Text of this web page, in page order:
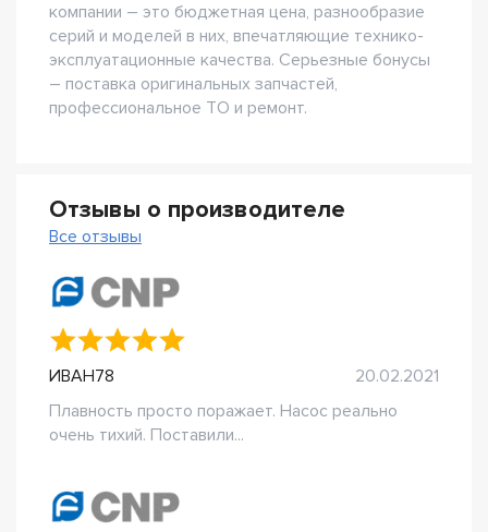
компании – это бюджетная цена, разнообразие
серий и моделей в них, впечатляющие технико-
эксплуатационные качества. Серьезные бонусы
– поставка оригинальных запчастей,
профессиональное ТО и ремонт.
Отзывы о производителе
Все отзывы
ИВАН78
20.02.2021
Плавность просто поражает. Насос реально
очень тихий. Поставили...